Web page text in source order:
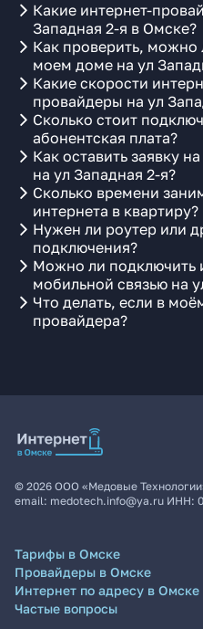
Какие интернет-
Западная 2-я в Омске?
Как проверить, можно
моем доме на ул
Какие скорости
провайдеры на ул
Сколько стоит
абонентская плата?
Как оставить заявку
на ул Западная 2-я?
Сколько времени
интернета в квартиру?
Нужен ли роутер или
подключения?
Можно ли подключить
мобильной связью на
Что делать, если в
провайдера?
© 2026 ООО «Медовые
email: medotech.info@ya.ru ИНН:
Тарифы в Омске
Провайдеры в Омске
Интернет по адресу в Омске
Частые вопросы